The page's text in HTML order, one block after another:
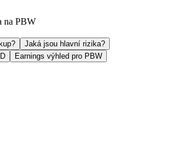
na PBW
Jaká jsou hlavní rizika?
Earnings výhled pro PBW